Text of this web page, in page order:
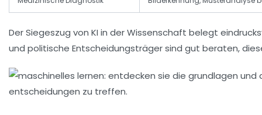
Der Siegeszug von KI in der Wissenschaft belegt
und politische Entscheidungsträger sind gut beraten,